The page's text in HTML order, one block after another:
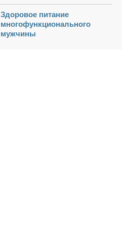
Здоровое питание
многофункционального
мужчины